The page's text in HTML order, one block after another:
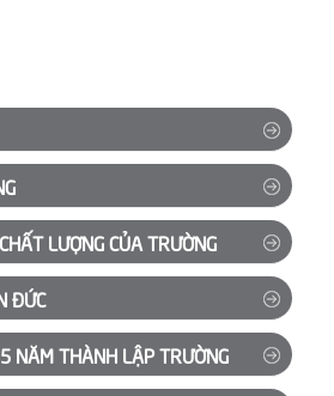
LƯỢNG CỦA TRƯỜNG
ĐỨC
NĂM THÀNH LẬP TRƯỜNG